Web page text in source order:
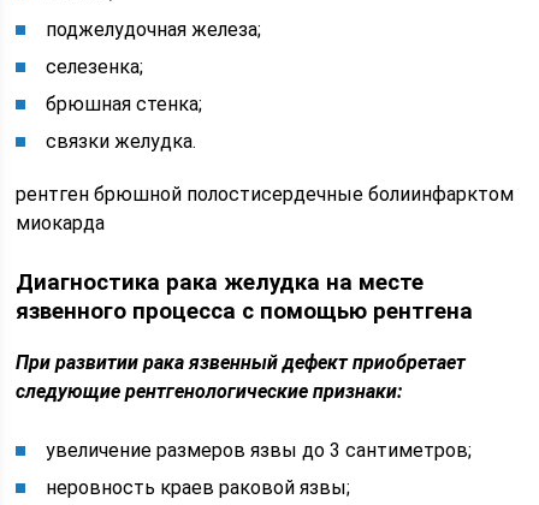
поджелудочная железа;
селезенка;
брюшная стенка;
связки желудка.
рентген брюшной полостисердечные болиинфарктом
миокарда
Диагностика рака желудка на месте
язвенного процесса с помощью рентгена
При развитии рака язвенный дефект приобретает
следующие рентгенологические признаки:
увеличение размеров язвы до 3 сантиметров;
неровность краев раковой язвы;